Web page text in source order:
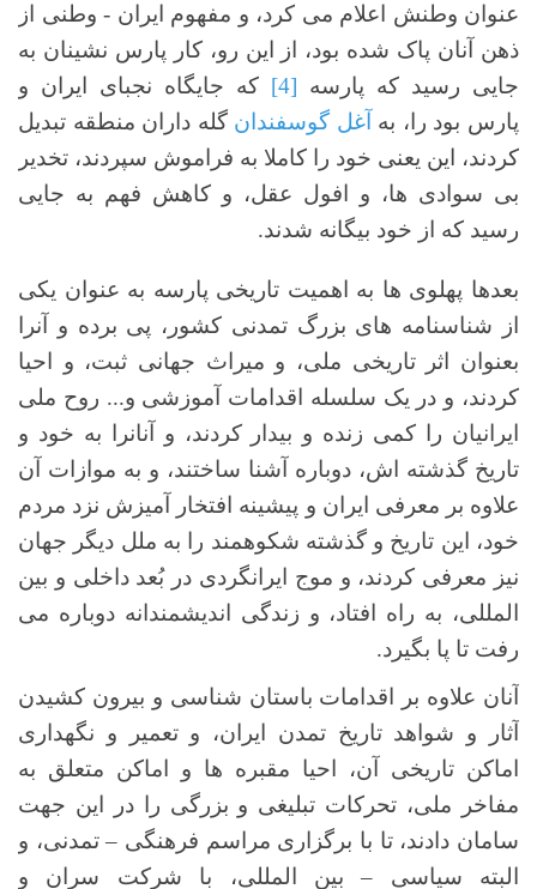
عنوان وطنش اعلام می کرد، و مفهوم ایران - وطنی از
ذهن آنان پاک شده بود، از این رو، کار پارس نشینان به
جایی رسید که پارسه [4]
که جایگاه نجبای ایران و
پارس بود را، به آغل گوسفندان گله داران منطقه تبدیل
کردند، این یعنی خود را کاملا به فراموش سپردند، تخدیر
بی سوادی ها، و افول عقل، و کاهش فهم به جایی
رسید که از خود بیگانه شدند.
بعدها پهلوی ها به اهمیت تاریخی پارسه به عنوان یکی
از شناسنامه های بزرگ تمدنی کشور، پی برده و آنرا
بعنوان اثر تاریخی ملی، و میراث جهانی ثبت، و احیا
کردند، و در یک سلسله اقدامات آموزشی و... روح ملی
ایرانیان را کمی زنده و بیدار کردند، و آنانرا به خود و
تاریخ گذشته اش، دوباره آشنا ساختند، و به موازات آن
علاوه بر معرفی ایران و پیشینه افتخار آمیزش نزد مردم
خود، این تاریخ و گذشته شکوهمند را به ملل دیگر جهان
نیز معرفی کردند، و موج ایرانگردی در بُعد داخلی و بین
المللی، به راه افتاد، و زندگی اندیشمندانه دوباره می
رفت تا پا بگیرد.
آنان علاوه بر اقدامات باستان شناسی و بیرون کشیدن
آثار و شواهد تاریخ تمدن ایران، و تعمیر و نگهداری
اماکن تاریخی آن، احیا مقبره ها و اماکن متعلق به
مفاخر ملی، تحرکات تبلیغی و بزرگی را در این جهت
سامان دادند، تا با برگزاری مراسم فرهنگی – تمدنی، و
البته سیاسی – بین المللی، با شرکت سران و